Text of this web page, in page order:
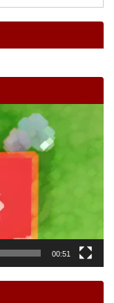
00:51